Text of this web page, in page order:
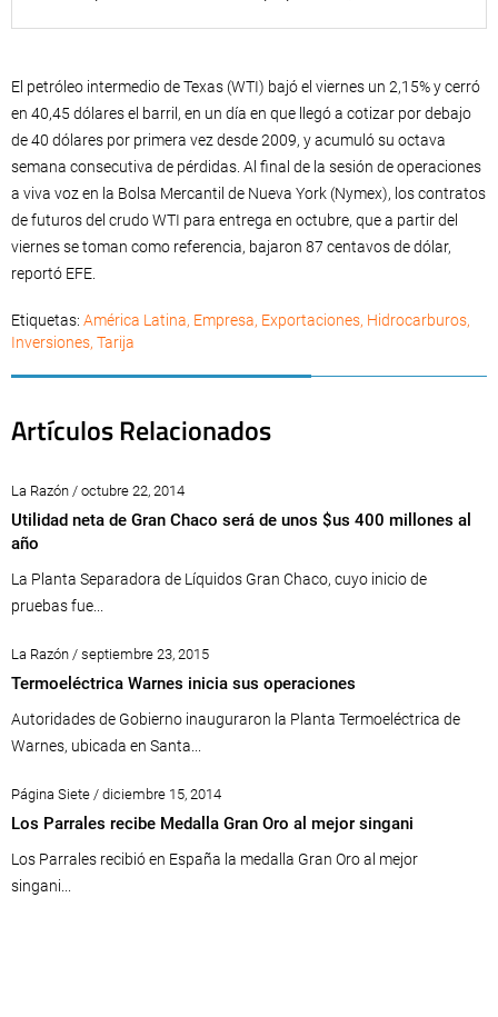
El petróleo intermedio de Texas (WTI) bajó el viernes un 2,15% y cerró
en 40,45 dólares el barril, en un día en que llegó a cotizar por debajo
de 40 dólares por primera vez desde 2009, y acumuló su octava
semana consecutiva de pérdidas. Al final de la sesión de operaciones
a viva voz en la Bolsa Mercantil de Nueva York (Nymex), los contratos
de futuros del crudo WTI para entrega en octubre, que a partir del
viernes se toman como referencia, bajaron 87 centavos de dólar,
reportó EFE.
Etiquetas: América Latina, Empresa, Exportaciones, Hidrocarburos,
Inversiones, Tarija
Artículos Relacionados
La Razón / octubre 22, 2014
Utilidad neta de Gran Chaco será de unos $us 400 millones al
año
La Planta Separadora de Líquidos Gran Chaco, cuyo inicio de
pruebas fue...
La Razón / septiembre 23, 2015
Termoeléctrica Warnes inicia sus operaciones
Autoridades de Gobierno inauguraron la Planta Termoeléctrica de
Warnes, ubicada en Santa...
Página Siete / diciembre 15, 2014
Los Parrales recibe Medalla Gran Oro al mejor singani
Los Parrales recibió en España la medalla Gran Oro al mejor
singani...